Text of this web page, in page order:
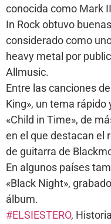
conocida como Mark
In Rock obtuvo
considerado como
heavy metal por
Allmusic.
Entre las canciones
King», un tema
«Child in Time», de
en el que destacan el
de guitarra de
En algunos países
«Black Night»,
álbum.
#ELSIESTERO,